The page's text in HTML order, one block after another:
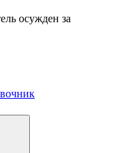
осужден за